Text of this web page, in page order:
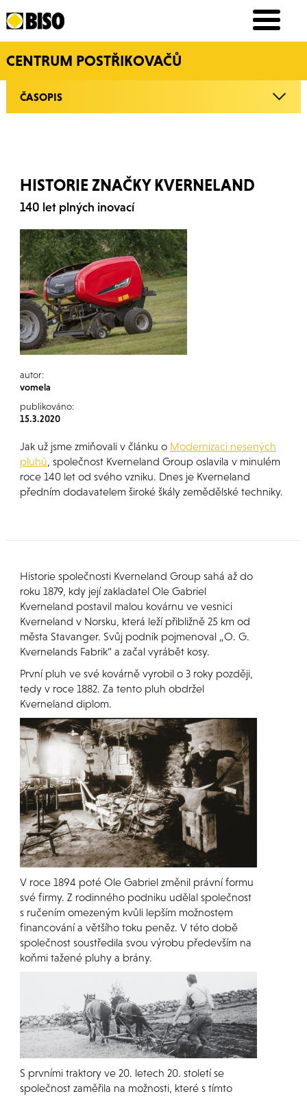
CENTRUM POSTŘIKOVAČŮ
ČASOPIS
HISTORIE ZNAČKY KVERNELAND
140 let plných inovací
autor:
vomela
publikováno:
15.3.2020
Jak už jsme zmiňovali v článku o Modernizaci nesených
pluhů , společnost Kverneland Group oslavila v minulém
roce 140 let od svého vzniku. Dnes je Kverneland
předním dodavatelem široké škály zemědělské techniky.
Historie společnosti Kverneland Group sahá až do
roku 1879, kdy její zakladatel Ole Gabriel
Kverneland postavil malou kovárnu ve vesnici
Kverneland v Norsku, která leží přibližně 25 km od
města Stavanger. Svůj podnik pojmenoval „O. G.
Kvernelands Fabrik“ a začal vyrábět kosy.
První pluh ve své kovárně vyrobil o 3 roky později,
tedy v roce 1882. Za tento pluh obdržel
Kverneland diplom.
V roce 1894 poté Ole Gabriel změnil právní formu
své firmy. Z rodinného podniku udělal společnost
s ručením omezeným kvůli lepším možnostem
financování a většího toku peněz. V této době
společnost soustředila svou výrobu především na
koňmi tažené pluhy a brány.
S prvními traktory ve 20. letech 20. století se
společnost zaměřila na možnosti, které s tímto